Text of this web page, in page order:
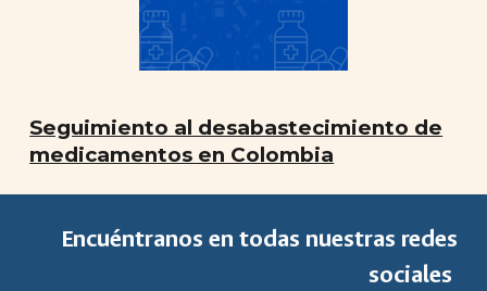
Seguimiento al desabastecimiento de
medicamentos en Colombia
Encuéntranos en todas nuestras redes
sociales